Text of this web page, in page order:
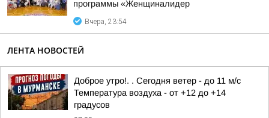
программы «Женщиналидер
Вчера, 23:54
ЛЕНТА НОВОСТЕЙ
Доброе утро!. . Сегодня ветер - до 11 м/с
Температура воздуха - от +12 до +14
градусов